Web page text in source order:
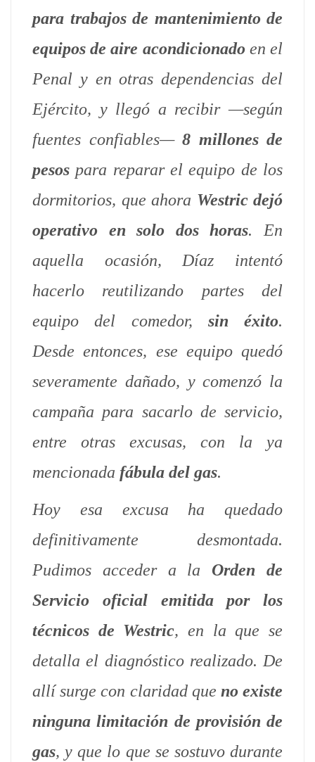
para trabajos de mantenimiento de
equipos de aire acondicionadoen el
Penal y en otras dependencias del
Ejército, y llegó a recibir —según
fuentes confiables— 8 millones de
pesos para reparar el equipo de los
dormitorios, que ahora Westric dejó
operativo en solo dos horas. En
aquella ocasión, Díaz intentó
hacerlo reutilizando partes del
equipo del comedor, sin éxito.
Desde entonces, ese equipo quedó
severamente dañado, y comenzó la
campaña para sacarlo de servicio,
entre otras excusas, con la ya
mencionada fábula del gas.
Hoy esa excusa ha quedado
definitivamente desmontada.
Pudimos acceder a la Orden de
Servicio oficial emitida por los
técnicos de Westric, en la que se
detalla el diagnóstico realizado. De
allí surge con claridad que no existe
ninguna limitación de provisión de
gas, y que lo que se sostuvo durante